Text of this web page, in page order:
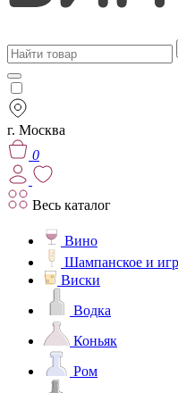
г. Москва
0
Весь каталог
Вино
Шампанское и
Виски
Водка
Коньяк
Ром